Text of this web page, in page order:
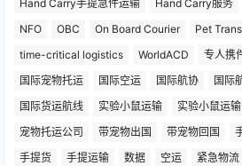
Hand Carry手提急件运输
Hand Carry服务
NFO
OBC On Board Courier
Pet
time-critical logistics
WorldACD 专人携
国际宠物托运
国际空运 国际航协 国际
国际货运航线
实验小鼠运输 实验小鼠运
宠物托运公司
带宠物出国 带宠物回国
手提货
手提运输 数据 空运 紧急物流